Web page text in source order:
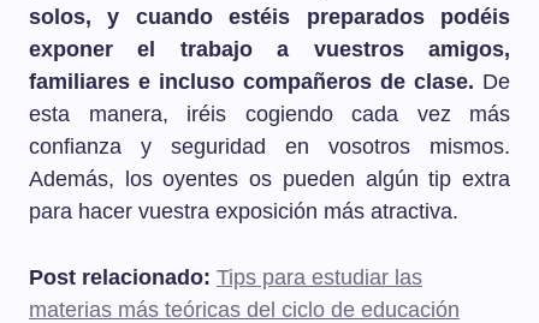
solos, y cuando estéis preparados podéis
exponer el trabajo a vuestros amigos,
familiares e incluso compañeros de clase. De
esta manera, iréis cogiendo cada vez más
confianza y seguridad en vosotros mismos.
Además, los oyentes os pueden algún tip extra
para hacer vuestra exposición más atractiva.
Post relacionado: Tips para estudiar las
materias más teóricas del ciclo de educación